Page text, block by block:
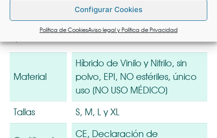
Configurar Cookies
Política de CookiesAviso legal y Política de Privacidad
Guantes desechables de alta calidad. Los
guantes son suaves, lo que permite una
Material
Híbrido de Vinilo y Nitrilo, sin
polvo, EPI, NO estériles, único
uso (NO USO MÉDICO)
Tallas
S, M, L y XL
CE, Declaración de